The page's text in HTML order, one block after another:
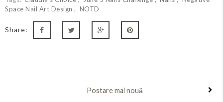
Space Nail Art Design
NOTD
Share:
Postare mai nouă